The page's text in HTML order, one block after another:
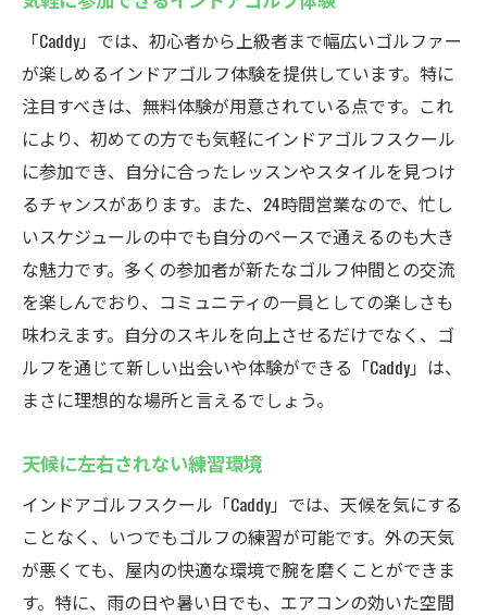
「Caddy」では、初心者から上級者まで幅広いゴルファー
が楽しめるインドアゴルフ体験を提供しています。特に
注目すべきは、無料体験が用意されている点です。これ
により、初めての方でも気軽にインドアゴルフスクール
に参加でき、自分に合ったレッスンやスタイルを見つけ
るチャンスがあります。また、24時間営業なので、忙し
いスケジュールの中でも自分のペースで通えるのも大き
な魅力です。多くの参加者が新たなゴルフ仲間との交流
を楽しんでおり、コミュニティの一員としての楽しさも
味わえます。自分のスキルを向上させるだけでなく、ゴ
ルフを通じて新しい出会いや体験ができる「Caddy」は、
まさに理想的な場所と言えるでしょう。
天候に左右されない練習環境
インドアゴルフスクール「Caddy」では、天候を気にする
ことなく、いつでもゴルフの練習が可能です。外の天気
が悪くても、屋内の快適な環境で腕を磨くことができま
す。特に、雨の日や暑い日でも、エアコンの効いた空間